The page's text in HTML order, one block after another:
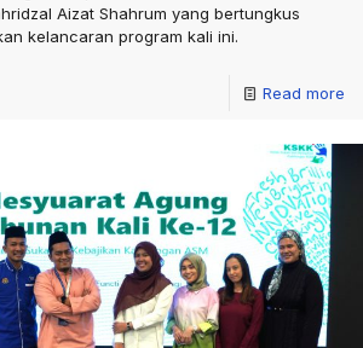
Aizat Shahrum yang bertungkus
kelancaran program kali ini.
Read more